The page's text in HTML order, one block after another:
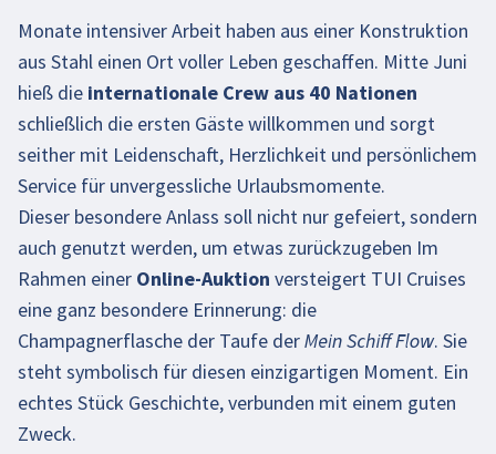
Monate intensiver Arbeit haben aus einer Konstruktion
aus Stahl einen Ort voller Leben geschaffen. Mitte Juni
hieß die internationale Crew aus 40 Nationen
schließlich die ersten Gäste willkommen und sorgt
seither mit Leidenschaft, Herzlichkeit und persönlichem
Service für unvergessliche Urlaubsmomente.
Dieser besondere Anlass soll nicht nur gefeiert, sondern
auch genutzt werden, um etwas zurückzugeben Im
Rahmen einer Online-Auktion versteigert TUI Cruises
eine ganz besondere Erinnerung: die
Champagnerflasche der Taufe der Mein Schiff Flow. Sie
steht symbolisch für diesen einzigartigen Moment. Ein
echtes Stück Geschichte, verbunden mit einem guten
Zweck.​